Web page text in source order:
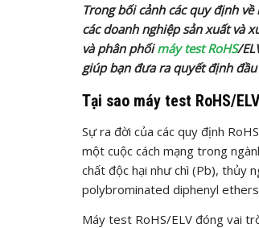
Trong bối cảnh các quy định
các doanh nghiệp sản xuất và
và phân phốimáy test RoHS/
giúp bạn đưa ra quyết định
Tại sao máy test RoHS/
Sự ra đời của các quy định
một cuộc cách mạng trong
chất độc hại như chì (Pb), thủy
polybrominated diphenyl
Máy test RoHS/ELV đóng vai